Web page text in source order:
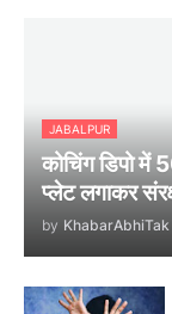
JABALPUR
कोचिंग डिपो में
प्लेट लगाकर
by KhabarAbhiTak